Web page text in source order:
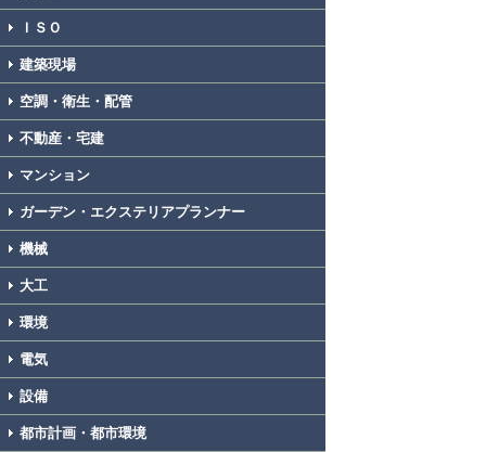
ＩＳＯ
建築現場
空調・衛生・配管
不動産・宅建
マンション
ガーデン・エクステリアプランナー
機械
大工
環境
電気
設備
都市計画・都市環境